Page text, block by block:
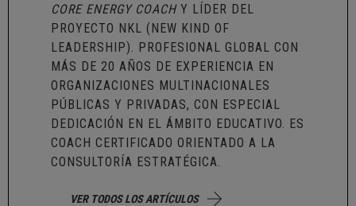
CORE ENERGY COACHY LÍDER DEL
PROYECTO NKL (NEW KIND OF
LEADERSHIP). PROFESIONAL GLOBAL CON
MÁS DE 20 AÑOS DE EXPERIENCIA EN
ORGANIZACIONES MULTINACIONALES
PÚBLICAS Y PRIVADAS, CON ESPECIAL
DEDICACIÓN EN EL ÁMBITO EDUCATIVO. ES
COACH CERTIFICADO ORIENTADO A LA
CONSULTORÍA ESTRATÉGICA.
VER TODOS LOS ARTÍCULOS